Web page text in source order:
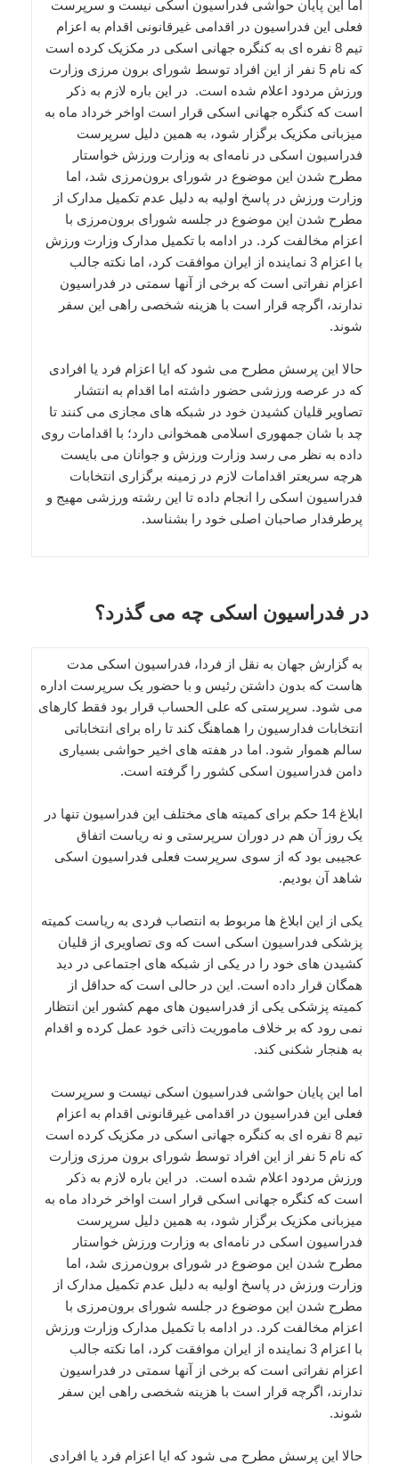
اما این پایان حواشی فدراسیون اسکی نیست و سرپرست
فعلی این فدراسیون در اقدامی غیرقانونی اقدام به اعزام
تیم 8 نفره ای به کنگره جهانی اسکی در مکزیک کرده است
که نام 5 نفر از این افراد توسط شورای برون مرزی وزارت
ورزش مردود اعلام شده است. در این باره لازم به ذکر
است که کنگره جهانی اسکی قرار است اواخر خرداد ماه به
میزبانی مکزیک برگزار شود، به همین دلیل سرپرست
فدراسیون اسکی در نامه‌ای به وزارت ورزش خواستار
مطرح شدن این موضوع در شورای برون‌مرزی شد، اما
وزارت ورزش در پاسخ اولیه به دلیل عدم تکمیل مدارک از
مطرح شدن این موضوع در جلسه شورای برون‌مرزی با
اعزام مخالفت کرد. در ادامه با تکمیل مدارک وزارت ورزش
با اعزام 3 نماینده از ایران موافقت کرد، اما نکته جالب
اعزام نفراتی است که برخی از آنها سمتی در فدراسیون
ندارند، اگرچه قرار است با هزینه شخصی راهی این سفر
شوند.
حالا این پرسش مطرح می شود که ایا اعزام فرد یا افرادی
که در عرصه ورزشی حضور داشته اما اقدام به انتشار
تصاویر قلیان کشیدن خود در شبکه های مجازی می کنند تا
چد با شان جمهوری اسلامی همخوانی دارد؛ با اقدامات روی
داده به نظر می رسد وزارت ورزش و جوانان می بایست
هرچه سریعتر اقدامات لازم در زمینه برگزاری انتخابات
فدراسیون اسکی را انجام داده تا این رشته ورزشی مهیج و
پرطرفدار صاحبان اصلی خود را بشناسد.
در فدراسیون اسکی چه می گذرد؟
به گزارش جهان به نقل از فردا، فدراسیون اسکی مدت
هاست که بدون داشتن رئیس و با حضور یک سرپرست اداره
می شود. سرپرستی که علی الحساب قرار بود فقط کارهای
انتخابات فدارسیون را هماهنگ کند تا راه برای انتخاباتی
سالم هموار شود. اما در هفته های اخیر حواشی بسیاری
دامن فدراسیون اسکی کشور را گرفته است.
ابلاغ 14 حکم برای کمیته های مختلف این فدراسیون تنها در
یک روز آن هم در دوران سرپرستی و نه ریاست اتفاق
عجیبی بود که از سوی سرپرست فعلی فدراسیون اسکی
شاهد آن بودیم.
یکی از این ابلاغ ها مربوط به انتصاب فردی به ریاست کمیته
پزشکی فدراسیون اسکی است که وی تصاویری از قلیان
کشیدن های خود را در یکی از شبکه های اجتماعی در دید
همگان قرار داده است. این در حالی است که حداقل از
کمیته پزشکی یکی از فدراسیون های مهم کشور این انتظار
نمی رود که بر خلاف ماموریت ذاتی خود عمل کرده و اقدام
به هنجار شکنی کند.
اما این پایان حواشی فدراسیون اسکی نیست و سرپرست
فعلی این فدراسیون در اقدامی غیرقانونی اقدام به اعزام
تیم 8 نفره ای به کنگره جهانی اسکی در مکزیک کرده است
که نام 5 نفر از این افراد توسط شورای برون مرزی وزارت
ورزش مردود اعلام شده است. در این باره لازم به ذکر
است که کنگره جهانی اسکی قرار است اواخر خرداد ماه به
میزبانی مکزیک برگزار شود، به همین دلیل سرپرست
فدراسیون اسکی در نامه‌ای به وزارت ورزش خواستار
مطرح شدن این موضوع در شورای برون‌مرزی شد، اما
وزارت ورزش در پاسخ اولیه به دلیل عدم تکمیل مدارک از
مطرح شدن این موضوع در جلسه شورای برون‌مرزی با
اعزام مخالفت کرد. در ادامه با تکمیل مدارک وزارت ورزش
با اعزام 3 نماینده از ایران موافقت کرد، اما نکته جالب
اعزام نفراتی است که برخی از آنها سمتی در فدراسیون
ندارند، اگرچه قرار است با هزینه شخصی راهی این سفر
شوند.
حالا این پرسش مطرح می شود که ایا اعزام فرد یا افرادی